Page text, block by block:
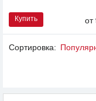
Купить от
Сортировка: